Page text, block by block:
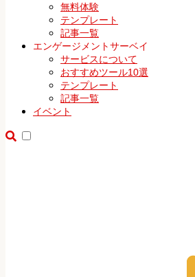
無料体験
テンプレート
記事一覧
エンゲージメントサーベイ
サービスについて
おすすめツール10選
テンプレート
記事一覧
イベント